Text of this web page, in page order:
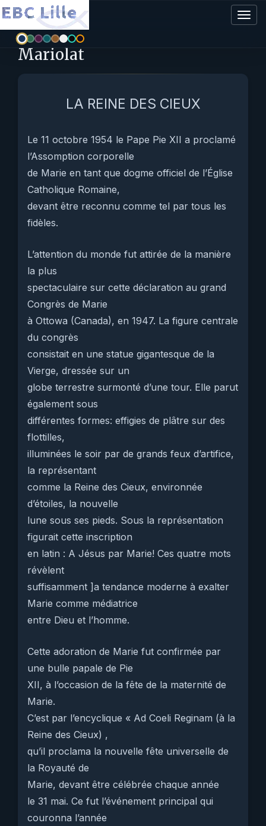
Mariolat
LA REINE DES CIEUX
Le 11 octobre 1954 le Pape Pie XII a proclamé
l’Assomption corporelle
de Marie en tant que dogme officiel de l’Église
Catholique Romaine,
devant être reconnu comme tel par tous les
fidèles.
L’attention du monde fut attirée de la manière
la plus
spectaculaire sur cette déclaration au grand
Congrès de Marie
à Ottowa (Canada), en 1947. La figure centrale
du congrès
consistait en une statue gigantesque de la
Vierge, dressée sur un
globe terrestre surmonté d’une tour. Elle parut
également sous
différentes formes: effigies de plâtre sur des
flottilles,
illuminées le soir par de grands feux d’artifice,
la représentant
comme la Reine des Cieux, environnée
d’étoiles, la nouvelle
lune sous ses pieds. Sous la représentation
figurait cette inscription
en latin : A Jésus par Marie! Ces quatre mots
révèlent
suffisamment ]a tendance moderne à exalter
Marie comme médiatrice
entre Dieu et l’homme.
Cette adoration de Marie fut confirmée par
une bulle papale de Pie
XII, à l’occasion de la fête de la maternité de
Marie.
C’est par l’encyclique « Ad Coeli Reginam (à la
Reine des Cieux) ,
qu’il proclama la nouvelle fête universelle de
la Royauté de
Marie, devant être célébrée chaque année
le 31 mai. Ce fut l’événement principal qui
couronna l’année